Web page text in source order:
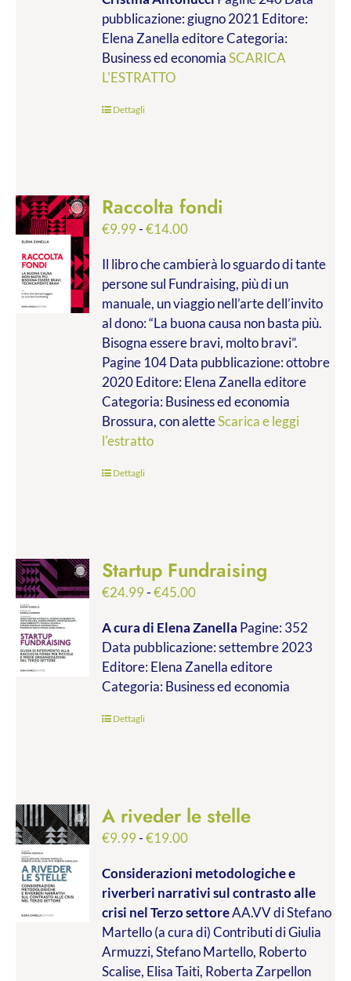
€9.99
a
€28.00
pubblicazione: giugno 2021 Editore:
Elena Zanella editore Categoria:
Business ed economiaSCARICA
L'ESTRATTO
Dettagli
Raccolta fondi
€9.99-€14.00Fascia
prezzo:
da
€9.99
a
€14.00
Il libro che cambierà lo sguardo di tante
persone sul Fundraising, più di un
manuale, un viaggio nell’arte dell’invito
al dono: “La buona causa non basta più.
Bisogna essere bravi, molto bravi”.
Pagine 104 Data pubblicazione: ottobre
2020 Editore: Elena Zanella editore
Categoria: Business ed economia
Brossura, con aletteScarica e leggi
l'estratto
Dettagli
Startup Fundraising
€24.99-€45.00Fascia
prezzo:
da
€24.99
a
A cura di Elena Zanella Pagine: 352
Data pubblicazione: settembre 2023
Editore: Elena Zanella editore
Categoria: Business ed economia
Dettagli
A riveder le stelle
€9.99-€19.00Fascia
prezzo:
da
€9.99
a
€19.00
Considerazioni metodologiche e
riverberi narrativi sul contrasto alle
crisi nel Terzo settoreAA.VV di Stefano
Martello (a cura di) Contributi di Giulia
Armuzzi, Stefano Martello, Roberto
Scalise, Elisa Taiti, Roberta Zarpellon